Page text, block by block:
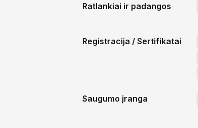
Ratlankiai ir padangos
Registracija / Sertifikatai
Saugumo įranga